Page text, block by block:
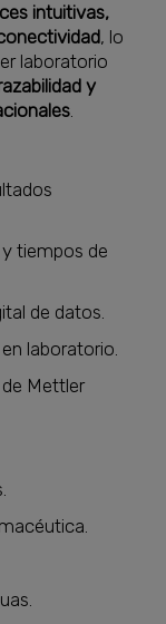
intuitivas,
, lo
laboratorio
y
.
tiempos de
de datos.
laboratorio.
Mettler